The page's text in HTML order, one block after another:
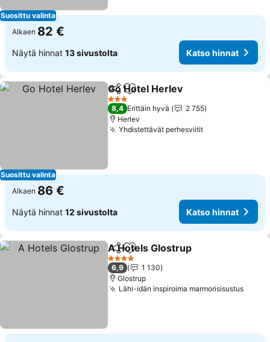
Suosittu valinta
Alkaen 82 €
Näytä hinnat 13 sivustolta Katso hinnat
Suosittu valinta
Jaa Lisää suosikkeihin
Go Hotel Herlev
3 Tähtiluokitus
8,4 Erittäin hyvä
2 755
Herlev
Yhdistettävät perhesviitit
Alkaen 86 €
Näytä hinnat 12 sivustolta Katso hinnat
Jaa Lisää suosikkeihin
A Hotels Glostrup
4 Tähtiluokitus
6,9
1 130
Glostrup
Lähi-idän inspiroima marmorisisustus